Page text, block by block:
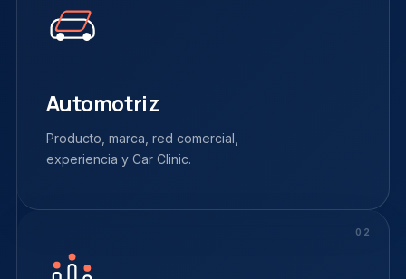
Automotriz
Producto, marca, red comercial,
experiencia y Car Clinic.
02